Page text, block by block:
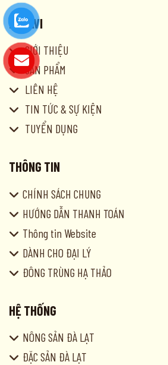
DALAVI
GIỚI THIỆU
SẢN PHẨM
LIÊN HỆ
TIN TỨC & SỰ KIỆN
TUYỂN DỤNG
THÔNG TIN
CHÍNH SÁCH CHUNG
HƯỚNG DẪN THANH TOÁN
Thông tin Website
DÀNH CHO ĐẠI LÝ
ĐÔNG TRÙNG HẠ THẢO
HỆ THỐNG
NÔNG SẢN ĐÀ LẠT
ĐẶC SẢN ĐÀ LẠT